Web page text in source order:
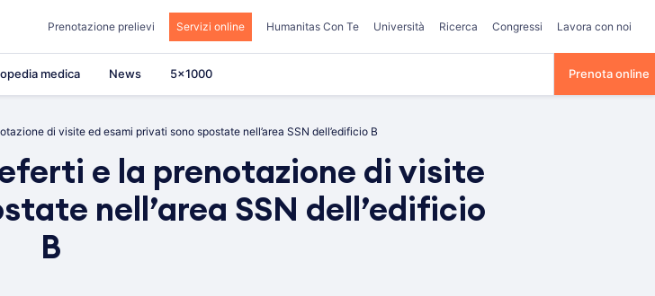
Prenotazione prelievi Servizi online Humanitas Con Te Università Ricerca Congressi Lavora con noi
medica News 5×1000 Prenota online
di visite ed esami privati sono spostate nell’area SSN dell’edificio B
e la prenotazione di visite
nell’area SSN dell’edificio
B